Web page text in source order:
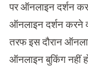
पर ऑनलाइन दर्शन
ऑनलाइन दर्शन करने
तरफ इस दौरान
ऑनलाइन बुकिंग नहीं